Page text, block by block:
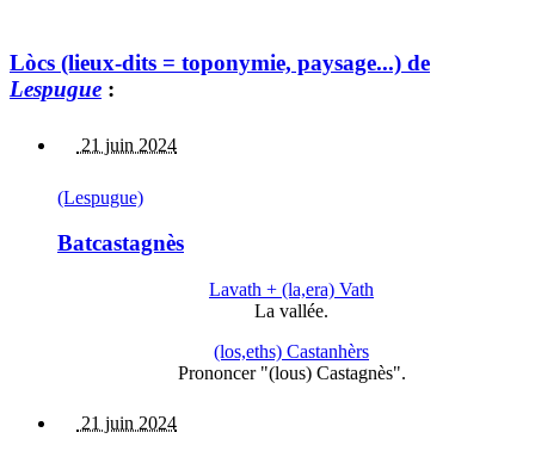
Lòcs (lieux-dits = toponymie, paysage...) de
Lespugue :
21 juin 2024
(Lespugue)
Batcastagnès
Lavath + (la,era) Vath
La vallée.
(los,eths) Castanhèrs
Prononcer "(lous) Castagnès".
21 juin 2024